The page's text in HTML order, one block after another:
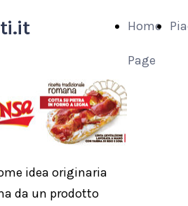
Home
Page
idea originaria
da un prodotto